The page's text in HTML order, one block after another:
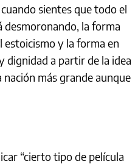
sientes que todo el
desmoronando, la forma
estoicismo y la forma en
dignidad a partir de la idea
más grande aunque
“cierto tipo de película